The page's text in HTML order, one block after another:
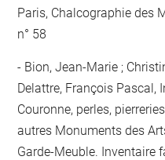
Paris, Chalcographie des
n° 58
Bion, Jean-Marie ;
Delattre, François Pascal,
Couronne, perles,
autres Monuments des
Garde-Meuble. Inventaire